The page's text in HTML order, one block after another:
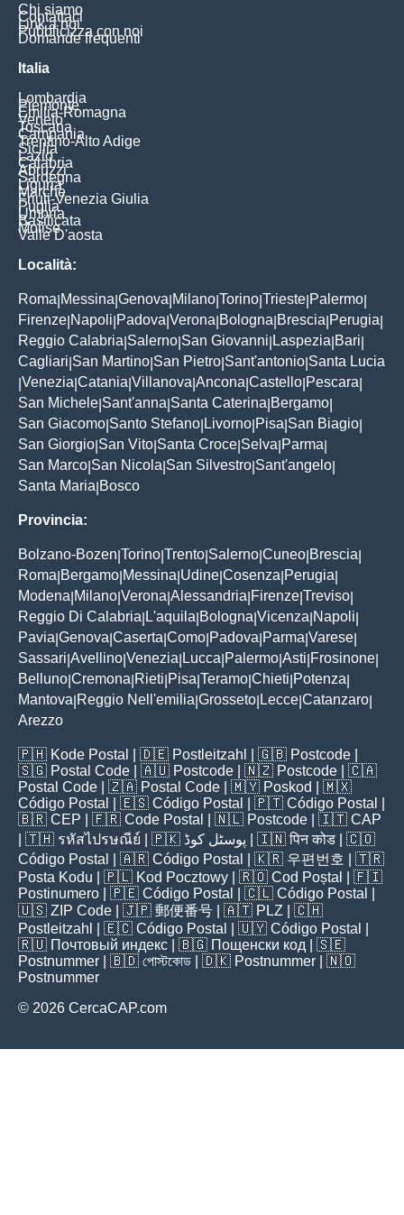
Chi siamo
Contattaci
Link a noi
Pubblicizza con noi
Domande frequenti
Italia
Lombardia
Piemonte
Emilia-Romagna
Veneto
Toscana
Campania
Trentino-Alto Adige
Sicilia
Lazio
Calabria
Abruzzi
Sardegna
Liguria
Marche
Friuli-Venezia Giulia
Puglia
Umbria
Basilicata
Molise
Valle D'aosta
Località:
Roma Messina Genova Milano Torino Trieste Palermo
Firenze Napoli Padova Verona Bologna Brescia Perugia
Reggio Calabria Salerno San Giovanni Laspezia Bari
Cagliari San Martino San Pietro Sant'antonio Santa Lucia
Venezia Catania Villanova Ancona Castello Pescara
San Michele Sant'anna Santa Caterina Bergamo
San Giacomo Santo Stefano Livorno Pisa San Biagio
San Giorgio San Vito Santa Croce Selva Parma
San Marco San Nicola San Silvestro Sant'angelo
Santa Maria Bosco
Provincia:
Bolzano-Bozen Torino Trento Salerno Cuneo Brescia
Roma Bergamo Messina Udine Cosenza Perugia
Modena Milano Verona Alessandria Firenze Treviso
Reggio Di Calabria L'aquila Bologna Vicenza Napoli
Pavia Genova Caserta Como Padova Parma Varese
Sassari Avellino Venezia Lucca Palermo Asti Frosinone
Belluno Cremona Rieti Pisa Teramo Chieti Potenza
Mantova Reggio Nell'emilia Grosseto Lecce Catanzaro
Arezzo
🇵🇭 Kode Postal | 🇩🇪 Postleitzahl | 🇬🇧 Postcode
🇸🇬 Postal Code | 🇦🇺 Postcode | 🇳🇿 Postcode | 🇨🇦
Postal Code | 🇿🇦 Postal Code | 🇲🇾 Poskod
| 🇲🇽
Código Postal
| 🇪🇸 Código Postal | 🇵🇹 Código Postal
🇧🇷 CEP | 🇫🇷 Code Postal | 🇳🇱 Postcode | 🇮🇹 CAP
| 🇹🇭 รหัสไปรษณีย์ | 🇵🇰 پوسٹل کوڈ | 🇮🇳पिन कोड | 🇨🇴
Código Postal
| 🇦🇷 Código Postal | 🇰🇷 우편번호
| 🇹🇷
Posta Kodu | 🇵🇱 Kod Pocztowy | 🇷🇴 Cod Poștal
| 🇫🇮
Postinumero | 🇵🇪 Código Postal | 🇨🇱 Código Postal
🇺🇸 ZIP Code | 🇯🇵 郵便番号 | 🇦🇹 PLZ | 🇨🇭
Postleitzahl
| 🇪🇨 Código Postal | 🇺🇾 Código Postal
🇷🇺 Почтовый индекс | 🇧🇬 Пощенски код | 🇸🇪
Postnummer | 🇧🇩 পোস্টকোড | 🇩🇰 Postnummer | 🇳🇴
Postnummer
© 2026 CercaCAP.com